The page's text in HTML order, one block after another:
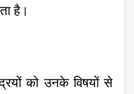
है।
को उनके विषयों से